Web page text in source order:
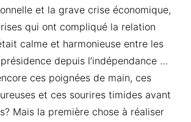
et la grave crise économique,
qui ont compliqué la relation
calme et harmonieuse entre les
depuis l’indépendance …
ces poignées de main, ces
et ces sourires timides avant
Mais la première chose à réaliser